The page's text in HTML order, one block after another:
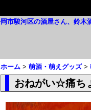
ホーム > 萌酒・萌えグッズ>
おねがい☆痛ち